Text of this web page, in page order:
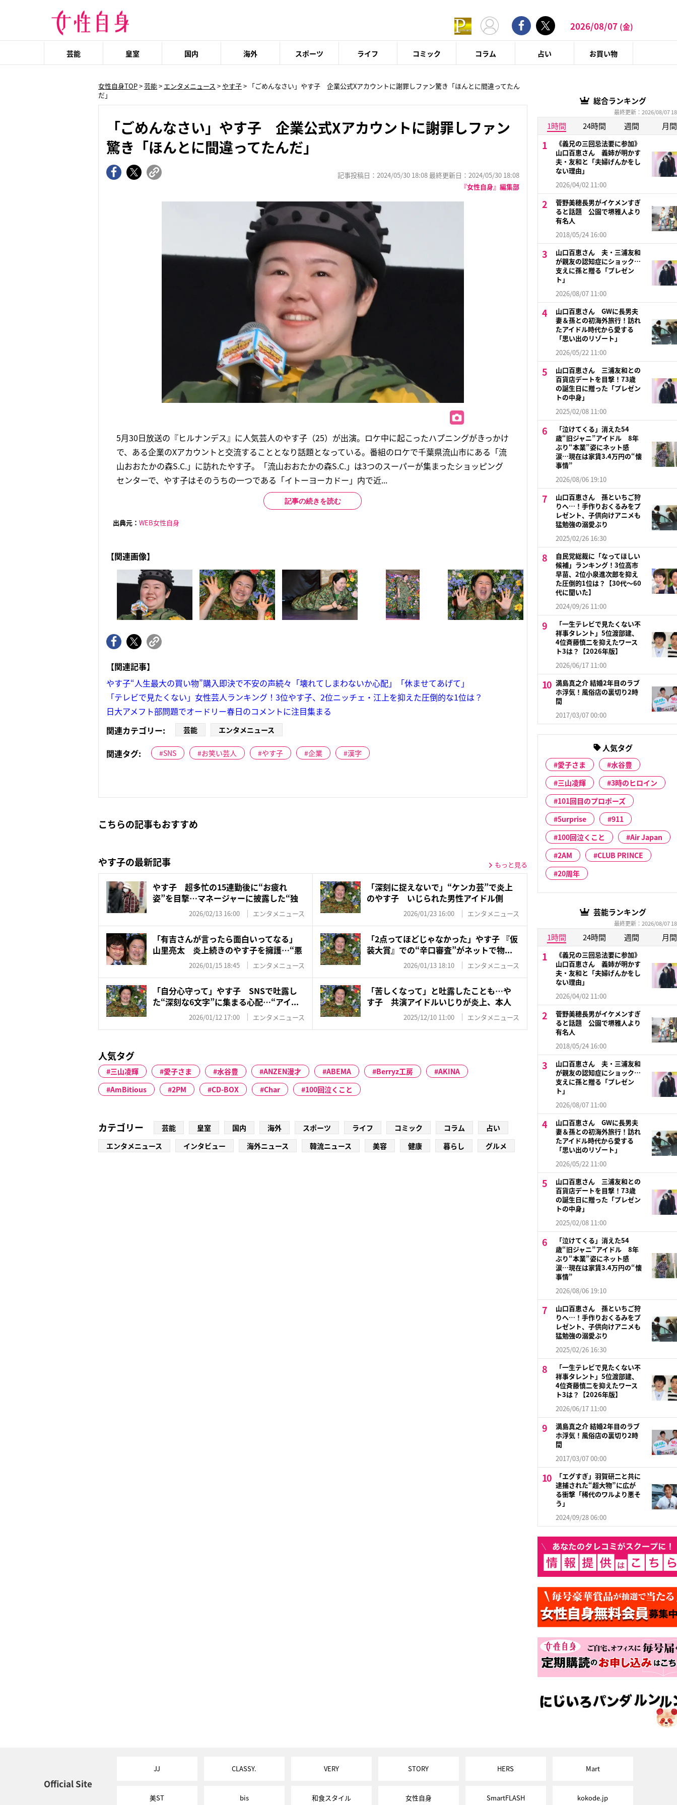
2026/08/07 (金)
芸能 皇室 国内 海外 スポーツ ライフ コミック コラム 占い お買い物
女性自身TOP>芸能> エンタメニュース > やす子> 「ごめんなさい」やす子 企業公式Xアカウントに謝罪しファン驚き「ほんとに間違ってたん
だ」
「ごめんなさい」やす子 企業公式Xアカウントに謝罪しファン
驚き「ほんとに間違ってたんだ」
記事投稿日：2024/05/30 18:08 最終更新日：2024/05/30 18:08
『女性自身』編集部
5月30日放送の『ヒルナンデス』に人気芸人のやす子（25）が出演。ロケ中に起こったハプニングがきっかけ
で、ある企業のXアカウントと交流することとなり話題となっている。番組のロケで千葉県流山市にある「流
山おおたかの森S.C.」に訪れたやす子。「流山おおたかの森S.C.」は3つのスーパーが集まったショッピング
センターで、やす子はそのうちの一つである「イトーヨーカドー」内で近...
記事の続きを読む
出典元： WEB女性自身
【関連画像】
【関連記事】
やす子“人生最大の買い物”購入即決で不安の声続々「壊れてしまわないか心配」「休ませてあげて」
「テレビで見たくない」女性芸人ランキング！3位やす子、2位ニッチェ・江上を抑えた圧倒的な1位は？
日大アメフト部問題でオードリー春日のコメントに注目集まる
関連カテゴリー:
芸能 エンタメニュース
関連タグ: SNS お笑い芸人 やす子 企業 漢字
こちらの記事もおすすめ
やす子の最新記事 もっと見る
やす子 超多忙の15連勤後に“お疲れ
姿”を目撃…マネージャーに披露した“独
2026/02/13 16:00 エンタメニュース
「深刻に捉えないで」“ケンカ芸”で炎上
のやす子 いじられた男性アイドル側
2026/01/23 16:00 エンタメニュース
「有吉さんが言ったら面白いってなる」
山里亮太 炎上続きのやす子を擁護…“悪
2026/01/15 18:45 エンタメニュース
「2点ってほどじゃなかった」やす子 『仮
装大賞』での“辛口審査”がネットで物...
2026/01/13 18:10 エンタメニュース
「自分心守って」やす子 SNSで吐露し
た“深刻な6文字”に集まる心配…“アイ...
2026/01/12 17:00 エンタメニュース
「苦しくなって」と吐露したことも…や
す子 共演アイドルいじりが炎上、本人
2025/12/10 11:00 エンタメニュース
人気タグ
三山凌輝 愛子さま 水谷豊 ANZEN漫才 ABEMA Berryz工房
AKINA
AmBitious
2PM CD-BOX Char 100回泣くこと
カテゴリー 芸能 皇室 国内 海外 スポーツ ライフ コミック コラム
占い
エンタメニュース
インタビュー 海外ニュース 韓流ニュース 美容 健康 暮らし グルメ
総合ランキング
最終更新：2026/08/07
1時間 24時間 週間 月間
《義兄の三回忌法要に参加》
山口百恵さん 義姉が明かす
夫・友和と「夫婦げんかをし
ない理由」
2026/04/02 11:00
菅野美穂長男がイケメンすぎ
ると話題 公園で堺雅人より
有名人
2018/05/24 16:00
山口百恵さん 夫・三浦友和
が親友の認知症にショック…
支えに孫と贈る「プレゼン
ト」
2026/08/07 11:00
山口百恵さん GWに長男夫
妻＆孫との初海外旅行！訪れ
たアイドル時代から愛する
「思い出のリゾート」
2026/05/22 11:00
山口百恵さん 三浦友和との
百貨店デートを目撃！73歳
の誕生日に贈った「プレゼン
トの中身」
2025/02/08 11:00
「泣けてくる」消えた54
歳“旧ジャニ”アイドル 8年
ぶり“本業”姿にネット感
涙…現在は家賃3.4万円の“懐
事情”
2026/08/06 19:10
山口百恵さん 孫といちご狩
りへ…！手作りおくるみをプ
レゼント、子供向けアニメも
猛勉強の溺愛ぶり
2025/02/26 16:30
自民党総裁に「なってほしい
候補」ランキング！3位高市
早苗、2位小泉進次郎を抑え
た圧倒的1位は？【30代〜60
代に聞いた】
2024/09/26 11:00
「一生テレビで見たくない不
祥事タレント」5位渡部建、
4位斉藤慎二を抑えたワース
ト3は？【2026年版】
2026/06/17 11:00
満島真之介 結婚2年目のラブ
ホ浮気！風俗店の裏切り2時
間
2017/03/07 00:00
人気タグ
愛子さま
水谷豊
三山凌輝
3時のヒロイン
101回目のプロポーズ
5urprise
911
100回泣くこと
Air Japan
2AM
CLUB PRINCE
20周年
芸能ランキング
最終更新：2026/08/07
1時間 24時間 週間 月間
《義兄の三回忌法要に参加》
山口百恵さん 義姉が明かす
夫・友和と「夫婦げんかをし
ない理由」
2026/04/02 11:00
菅野美穂長男がイケメンすぎ
ると話題 公園で堺雅人より
有名人
2018/05/24 16:00
山口百恵さん 夫・三浦友和
が親友の認知症にショック…
支えに孫と贈る「プレゼン
ト」
2026/08/07 11:00
山口百恵さん GWに長男夫
妻＆孫との初海外旅行！訪れ
たアイドル時代から愛する
「思い出のリゾート」
2026/05/22 11:00
山口百恵さん 三浦友和との
百貨店デートを目撃！73歳
の誕生日に贈った「プレゼン
トの中身」
2025/02/08 11:00
「泣けてくる」消えた54
歳“旧ジャニ”アイドル 8年
ぶり“本業”姿にネット感
涙…現在は家賃3.4万円の“懐
事情”
2026/08/06 19:10
山口百恵さん 孫といちご狩
りへ…！手作りおくるみをプ
レゼント、子供向けアニメも
猛勉強の溺愛ぶり
2025/02/26 16:30
「一生テレビで見たくない不
祥事タレント」5位渡部建、
4位斉藤慎二を抑えたワース
ト3は？【2026年版】
2026/06/17 11:00
満島真之介 結婚2年目のラブ
ホ浮気！風俗店の裏切り2時
間
2017/03/07 00:00
「エグすぎ」羽賀研二と共に
逮捕された“超大物”に広が
る衝撃「稀代のワルより悪そ
う」
2024/09/28 06:00
Official Site
JJ CLASSY. VERY STORY HERS Mart
美ST bis 和食スタイル 女性自身 SmartFLASH kokode.jp